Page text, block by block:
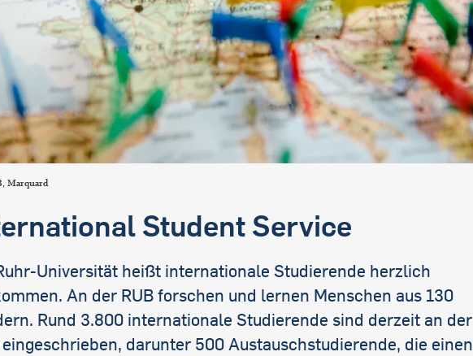
Marquard
Student Service
Universität heißt internationale Studierende herzlich
An der RUB forschen und lernen Menschen aus 130
Rund 3.800 internationale Studierende sind derzeit an der
eingeschrieben, darunter 500 Austauschstudierende, die einen